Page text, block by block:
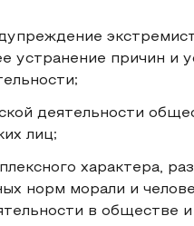
устранение причин и
деятельности
лиц;
характера,
норм морали и
в обществе